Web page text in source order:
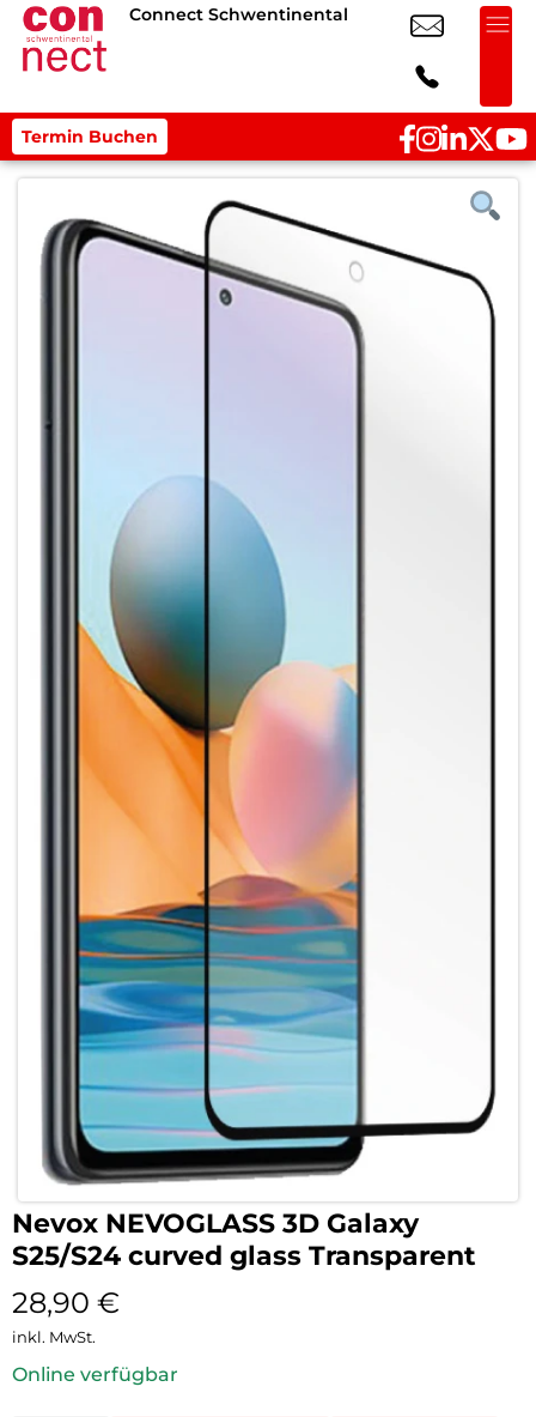
Connect Schwentinental
Termin Buchen
Nevox NEVOGLASS 3D Galaxy
S25/S24 curved glass Transparent
28,90 €
inkl. MwSt.
Online verfügbar